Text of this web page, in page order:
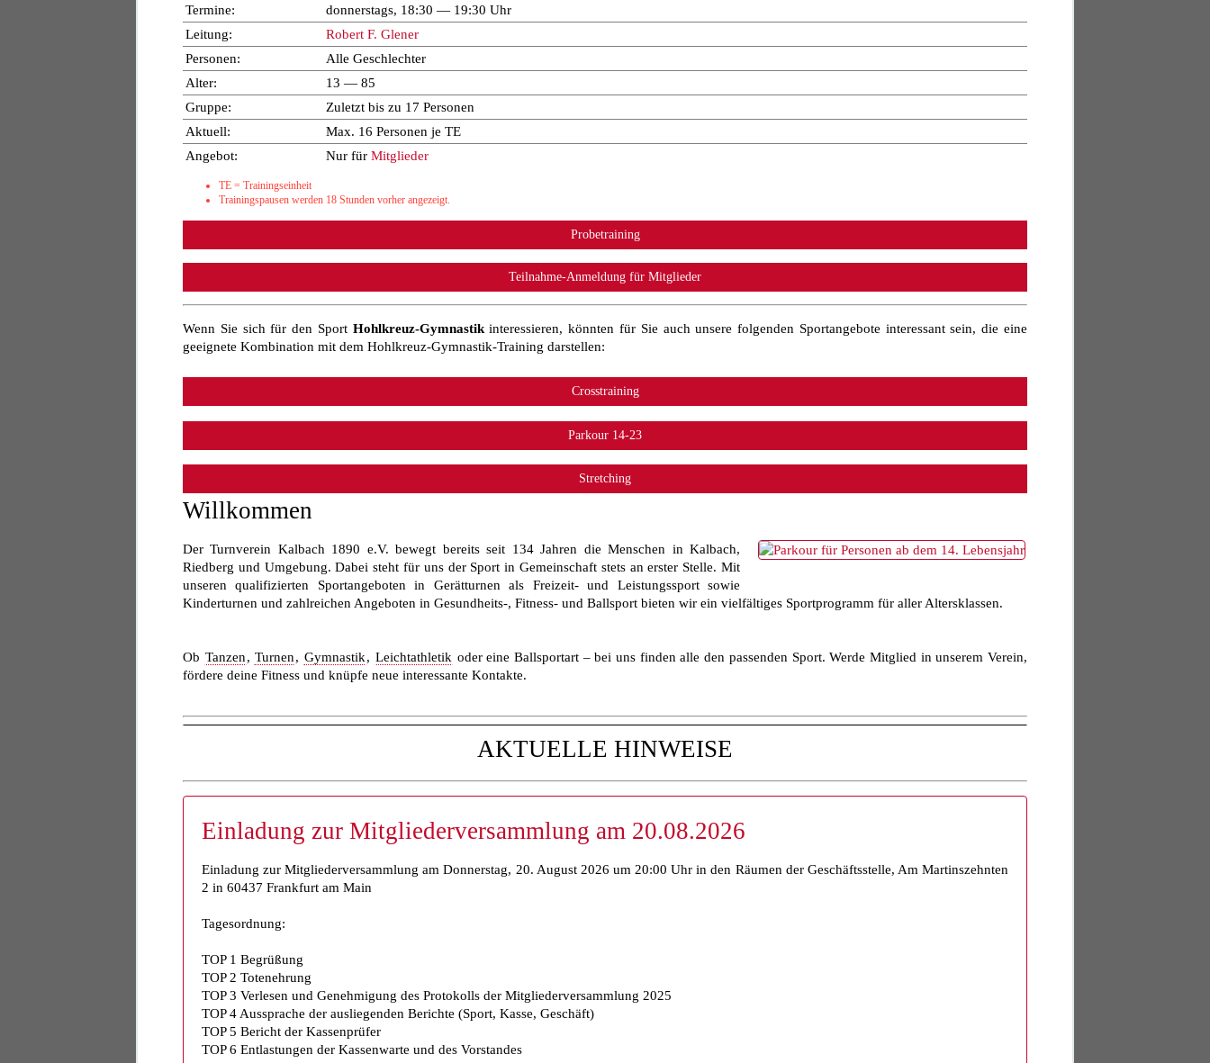
Termine:
donnerstags, 18:30 — 19:30 Uhr
Leitung:
Robert F. Glener
Personen:
Alle Geschlechter
Alter:
13 — 85
Gruppe:
Zuletzt bis zu 17 Personen
Aktuell:
Max. 16 Personen je TE
Angebot:
Nur für Mitglieder
TE = Trainingseinheit
Trainingspausen werden 18 Stunden vorher angezeigt.
Wenn Sie sich für den Sport Hohlkreuz-Gymnastikinteressieren, könnten für Sie auch unsere folgenden Sportangebote interessant sein, die eine
geeignete Kombination mit dem Hohlkreuz-Gymnastik-Training darstellen:
Willkommen
Der Turnverein Kalbach 1890 e.V. bewegt bereits seit 134 Jahren die Menschen in Kalbach,
Riedberg und Umgebung. Dabei steht für uns der Sport in Gemeinschaft stets an erster Stelle. Mit
unseren qualifizierten Sportangeboten in Gerätturnen als Freizeit- und Leistungssport sowie
Kinderturnen und zahlreichen Angeboten in Gesundheits-, Fitness- und Ballsport bieten wir ein vielfältiges Sportprogramm für aller Altersklassen.
Ob Tanzen, Turnen, Gymnastik, Leichtathletik oder eine Ballsportart – bei uns finden alle den passenden Sport. Werde Mitglied in unserem Verein,
fördere deine Fitness und knüpfe neue interessante Kontakte.
INWEISE
Einladung zur Mitgliederversammlung am 20.08.2026
Einladung zur Mitgliederversammlung am Donnerstag, 20. August 2026 um 20:00 Uhr in den Räumen der Geschäftsstelle, Am Martinszehnten
2 in 60437 Frankfurt am Main
Tagesordnung:
TOP 1 Begrüßung
TOP 2 Totenehrung
TOP 3 Verlesen und Genehmigung des Protokolls der Mitgliederversammlung 2025
TOP 4 Aussprache der ausliegenden Berichte (Sport, Kasse, Geschäft)
TOP 5 Bericht der Kassenprüfer
TOP 6 Entlastungen der Kassenwarte und des Vorstandes